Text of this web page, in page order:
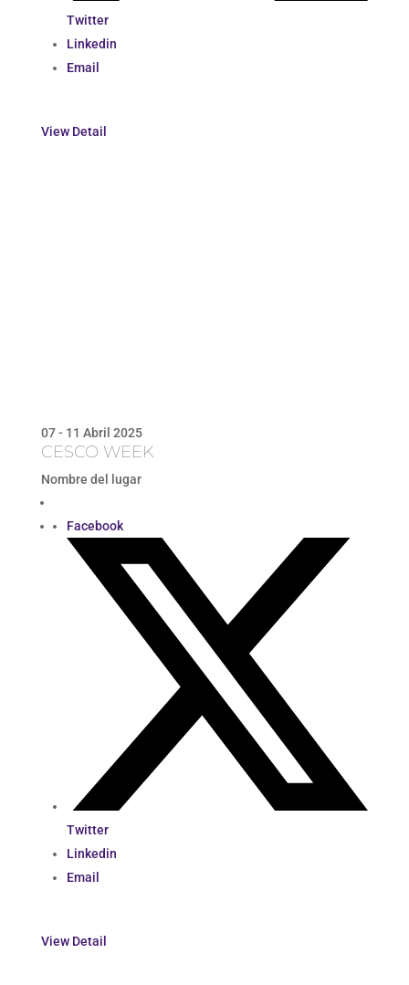
Twitter
Linkedin
Email
View Detail
07 - 11 Abril 2025
CESCO WEEK
Nombre del lugar
Facebook
Twitter
Linkedin
Email
View Detail